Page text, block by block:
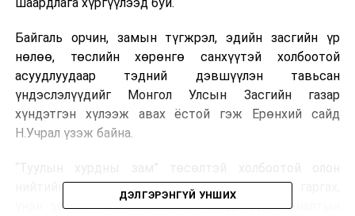
шаардлага хүргүүлээд буй.
Байгаль орчин, замын түгжрэл, эдийн засгийн үр
нөлөө, төслийн хөрөнгө санхүүтэй холбоотой
асуудлуудаар тэдний дэвшүүлэн тавьсан
үндэслэлүүдийг Монгол Улсын Засгийн газар
хүндэтгэн хүлээж авах ёстой гэж Ерөнхий сайд
Н.Учрал үзэж байна.
нийтийн төөрөгдөл, мэдээллийг нэг талд нь гаргах,
үнэн зөвийг тогтоох ёстой. Иймд хууль хяналтын
ДЭЛГЭРЭНГҮЙ УНШИХ